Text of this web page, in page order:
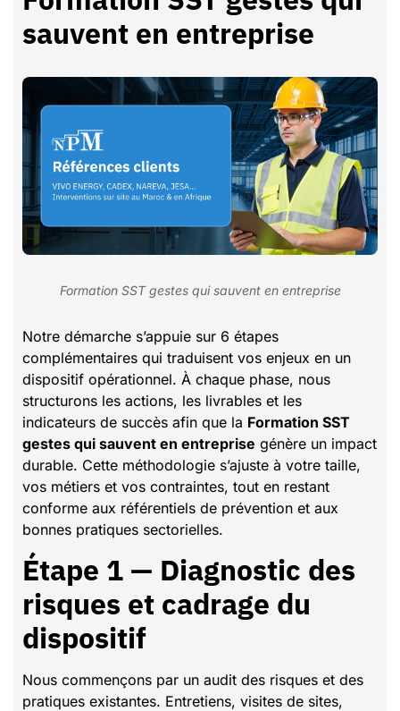
sauvent en entreprise
Formation SST gestes qui sauvent en entreprise
Notre démarche s’appuie sur 6 étapes
complémentaires qui traduisent vos enjeux en un
dispositif opérationnel. À chaque phase, nous
structurons les actions, les livrables et les
indicateurs de succès afin que la Formation SST
gestes qui sauvent en entreprise génère un impact
durable. Cette méthodologie s’ajuste à votre taille,
vos métiers et vos contraintes, tout en restant
conforme aux référentiels de prévention et aux
bonnes pratiques sectorielles.
Étape 1 — Diagnostic des
risques et cadrage du
dispositif
Nous commençons par un audit des risques et des
pratiques existantes. Entretiens, visites de sites,